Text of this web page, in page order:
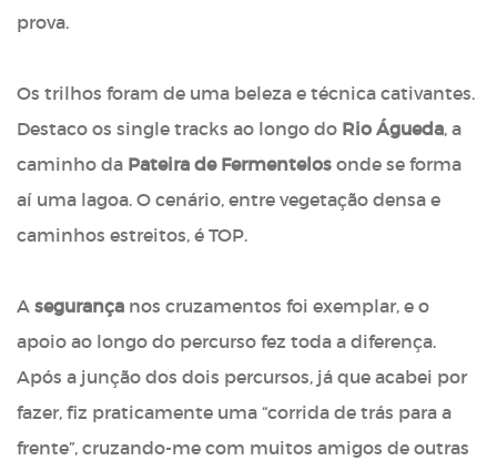
prova.
Os trilhos foram de uma beleza e técnica cativantes.
Destaco os single tracks ao longo do Rio Águeda, a
caminho da Pateira de Fermentelos onde se forma
aí uma lagoa. O cenário, entre vegetação densa e
caminhos estreitos, é TOP.
A segurança nos cruzamentos foi exemplar, e o
apoio ao longo do percurso fez toda a diferença.
Após a junção dos dois percursos, já que acabei por
fazer, fiz praticamente uma “corrida de trás para a
frente”, cruzando-me com muitos amigos de outras